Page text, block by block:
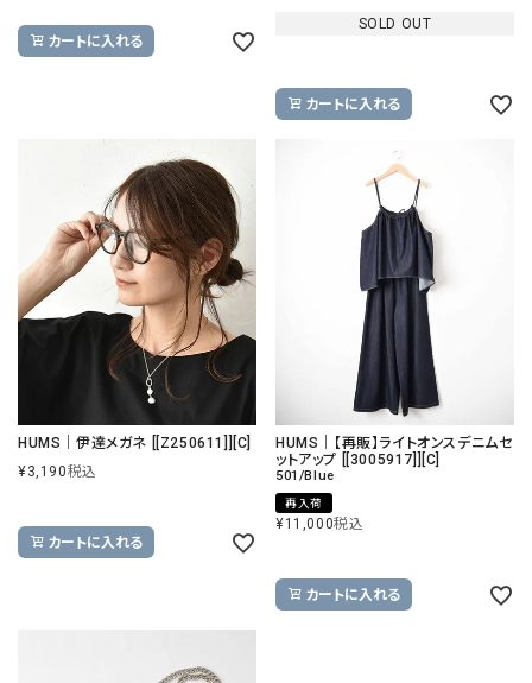
カートに入れる
SOLD OUT
カートに入れる
HUMS｜伊達メガネ [[Z250611]][C]
¥3,190税込
カートに入れる
HUMS｜【再販】ライトオンスデニムセ
ットアップ [[3005917]][C]
501/Blue
再入荷
¥11,000税込
カートに入れる